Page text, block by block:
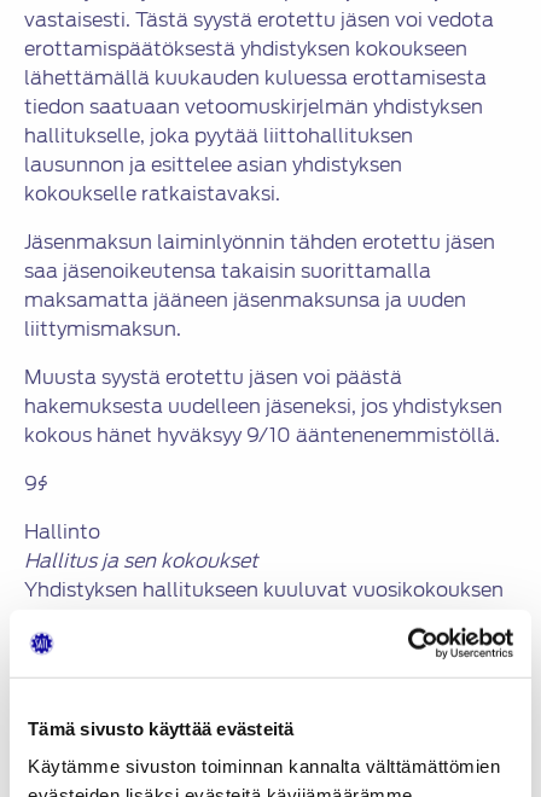
Tämä sivusto käyttää evästeitä
Käytämme sivuston toiminnan kannalta välttämättömien
vastaisesti. Tästä syystä erotettu jäsen voi vedota
erottamispäätöksestä yhdistyksen kokoukseen
lähettämällä kuukauden kuluessa erottamisesta
tiedon saatuaan vetoomuskirjelmän yhdistyksen
hallitukselle, joka pyytää liittohallituksen
lausunnon ja esittelee asian yhdistyksen
kokoukselle ratkaistavaksi.
Jäsenmaksun laiminlyönnin tähden erotettu jäsen
saa jäsenoikeutensa takaisin suorittamalla
maksamatta jääneen jäsenmaksunsa ja uuden
liittymismaksun.
Muusta syystä erotettu jäsen voi päästä
hakemuksesta uudelleen jäseneksi, jos yhdistyksen
kokous hänet hyväksyy 9/10 ääntenenemmistöllä.
9§
Hallinto
Hallitus ja sen kokoukset
Yhdistyksen hallitukseen kuuluvat vuosikokouksen
nimitystä yhdistyksen puheenjohtaja ja neljä-kuusi
jäsentä. Puheenjohtajan toimikausi on yksi vuosi,
puolet erovuorossa, aluksi arvan perusteella,
myöhemmin vuorotellen. Puheenjohtaja ja